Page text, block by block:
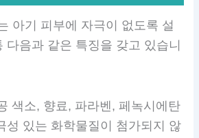
아기 피부에 자극이 없도록 설
다음과 같은 특징을 갖고 있습니
색소, 향료, 파라벤, 페녹시에탄
성 있는 화학물질이 첨가되지 않